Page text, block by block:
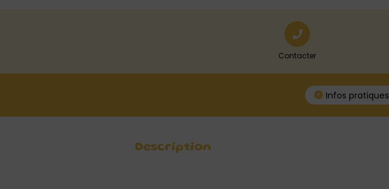
Contacter
Infos pratiques
Description